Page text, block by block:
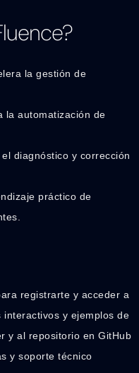
la gestión de
la automatización de
diagnóstico y corrección
práctico de
registrarte y acceder a
y ejemplos de
y al repositorio en GitHub
y soporte técnico